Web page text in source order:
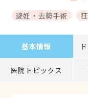
避妊・去勢手術
基本情報
医院トピックス